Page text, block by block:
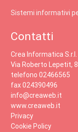
Sistemi informativi
Contatti
Crea Informatica S.r.l.
Via Roberto Lepetit,
telefono 02466565
fax 024390496
info@creaweb.it
www.creaweb.it
Privacy
Cookie Policy